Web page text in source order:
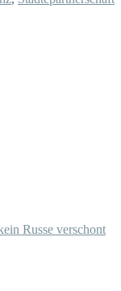
Russe verschont